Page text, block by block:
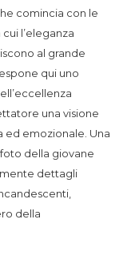
comincia con le
l’eleganza
al grande
qui uno
una visione
ed emozionale. Una
della giovane
dettagli
della